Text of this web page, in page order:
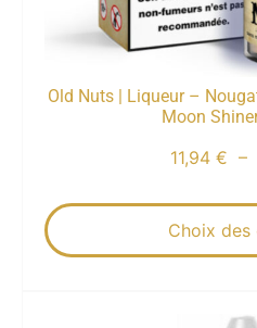
Old Nuts | Liqueur –
Moon
11,94 € –
Choix